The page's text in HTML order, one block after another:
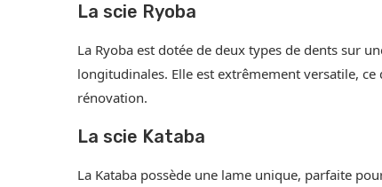
La scie Ryoba
La Ryoba est dotée de deux types de dents sur
longitudinales. Elle est extrêmement versatile,
rénovation.
La scie Kataba
La Kataba possède une lame unique, parfaite